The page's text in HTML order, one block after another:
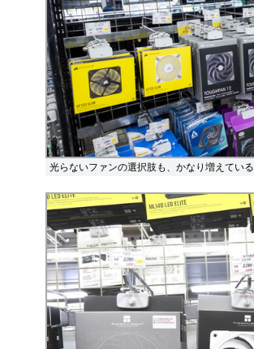
光らないファンの選択肢も、かなり増えている